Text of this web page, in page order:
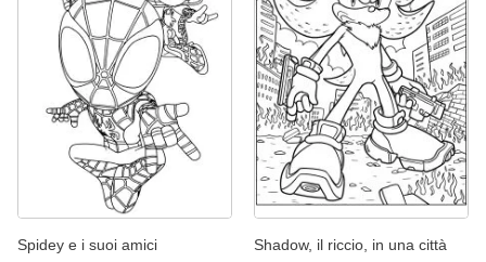
Spidey e i suoi amici
Shadow, il riccio, in una città